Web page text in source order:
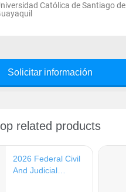
Católica de Santiago de
Solicitar información